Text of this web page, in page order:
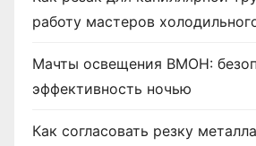
работу мастеров
Мачты освещения ВМОН:
эффективность ночью
Как согласовать резку